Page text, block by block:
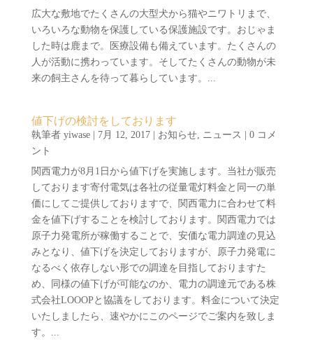
広大な敷地でたくさんの大型犬から猫やニワトリまで、
いろいろな動物を保護している保護施設です。おじゃま
した時は鹿まで。医療設備も備えています。たくさんの
人が活動に携わっています。そしてたくさんの動物が未
来の飼主さんを待って暮らしています。...
値下げの検討をしております
執筆者 yiwase| 7月 12, 2017| お知らせ, ニュース
| 0 コメ
ント
関西電力が8月1日から値下げを実施します。当社が販売
しております寄付電気は各社の従量電灯料金と同一の単
価にしてご提供しておりますで、関西電力に合わせて料
金を値下げすることを検討しております。関西電力では
原子力発電所が稼働することで、安価な電力調達の見込
みとなり、値下げを決定しておりますが、原子力発電に
なるべく依存しない形での調達を目指しておりますた
め、同様の値下げが可能なのか、電力の調達元である株
式会社LOOOPと協議をしております。料金について決定
いたしましたら、速やかにこのページでご案内を致しま
す。...